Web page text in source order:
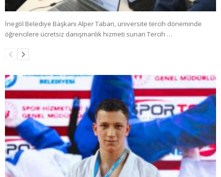
İnegöl Belediye Başkanı Alper Taban, üniversite tercih döneminde
öğrencilere ücretsiz danışmanlık hizmeti sunan Tercih …